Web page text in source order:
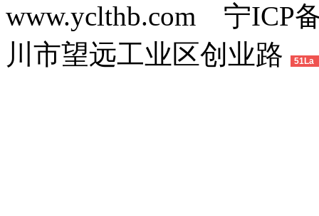
www.yclthb.com 宁ICP
川市望远工业区创业路
51La